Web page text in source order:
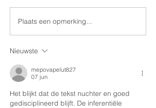
Plaats een opmerking...
Nieuwste
mepovapelut827
07 jun
Het blijkt dat de tekst nuchter en goed
gedisciplineerd blijft. De inferentiële